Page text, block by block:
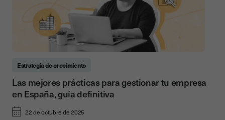
Estrategia de crecimiento
Las mejores prácticas para gestionar tu empresa
en España, guía definitiva
22 de octubre de 2025